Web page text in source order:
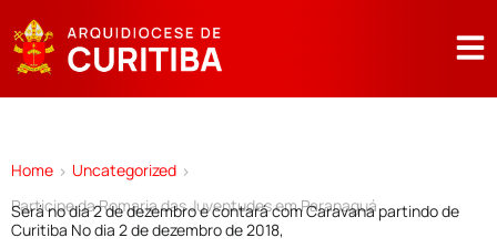
Home > Uncategorized >
Participe da Romaria das Juventudes em Paranaguá
Será no dia 2 de dezembro e contará com Caravana partindo de
Curitiba No dia 2 de dezembro de 2018,